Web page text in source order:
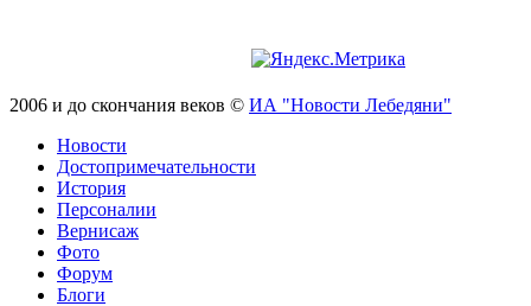
2006 и до скончания веков © ИА "Новости Лебедяни"
Новости
Достопримечательности
История
Персоналии
Вернисаж
Фото
Форум
Блоги